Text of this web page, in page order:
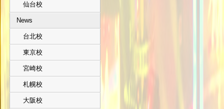
仙台校
News
台北校
東京校
宮崎校
札幌校
大阪校